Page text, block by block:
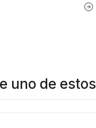
uno de estos